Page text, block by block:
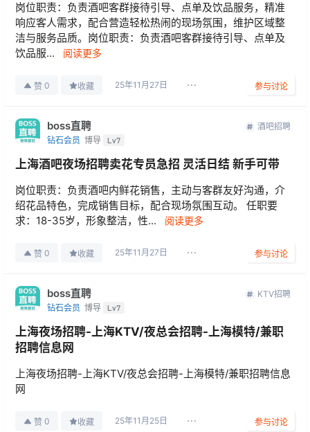
岗位职责：负责酒吧客群接待引导、点单及饮品服务，精准
响应客人需求，配合营造轻松热闹的现场氛围，维护区域整
洁与服务品质。岗位职责：负责酒吧客群接待引导、点单及
饮品服...
阅读更多
赞 0 收藏 25年11月27日 参与讨论
boss直聘
钻石会员 博导 Lv7
酒吧招聘
上海酒吧夜场招聘卖花专员急招 灵活日结 新手可带
岗位职责：负责酒吧内鲜花销售，主动与客群友好沟通，介
绍花品特色，完成销售目标，配合现场氛围互动。 任职要
求：18-35岁，形象整洁，性...
阅读更多
赞 0 收藏 25年11月27日 参与讨论
boss直聘
钻石会员 博导 Lv7
KTV招聘
上海夜场招聘-上海KTV/夜总会招聘-上海模特/兼职
招聘信息网
上海夜场招聘-上海KTV/夜总会招聘-上海模特/兼职招聘信息
网
赞 0 收藏 25年11月25日 参与讨论